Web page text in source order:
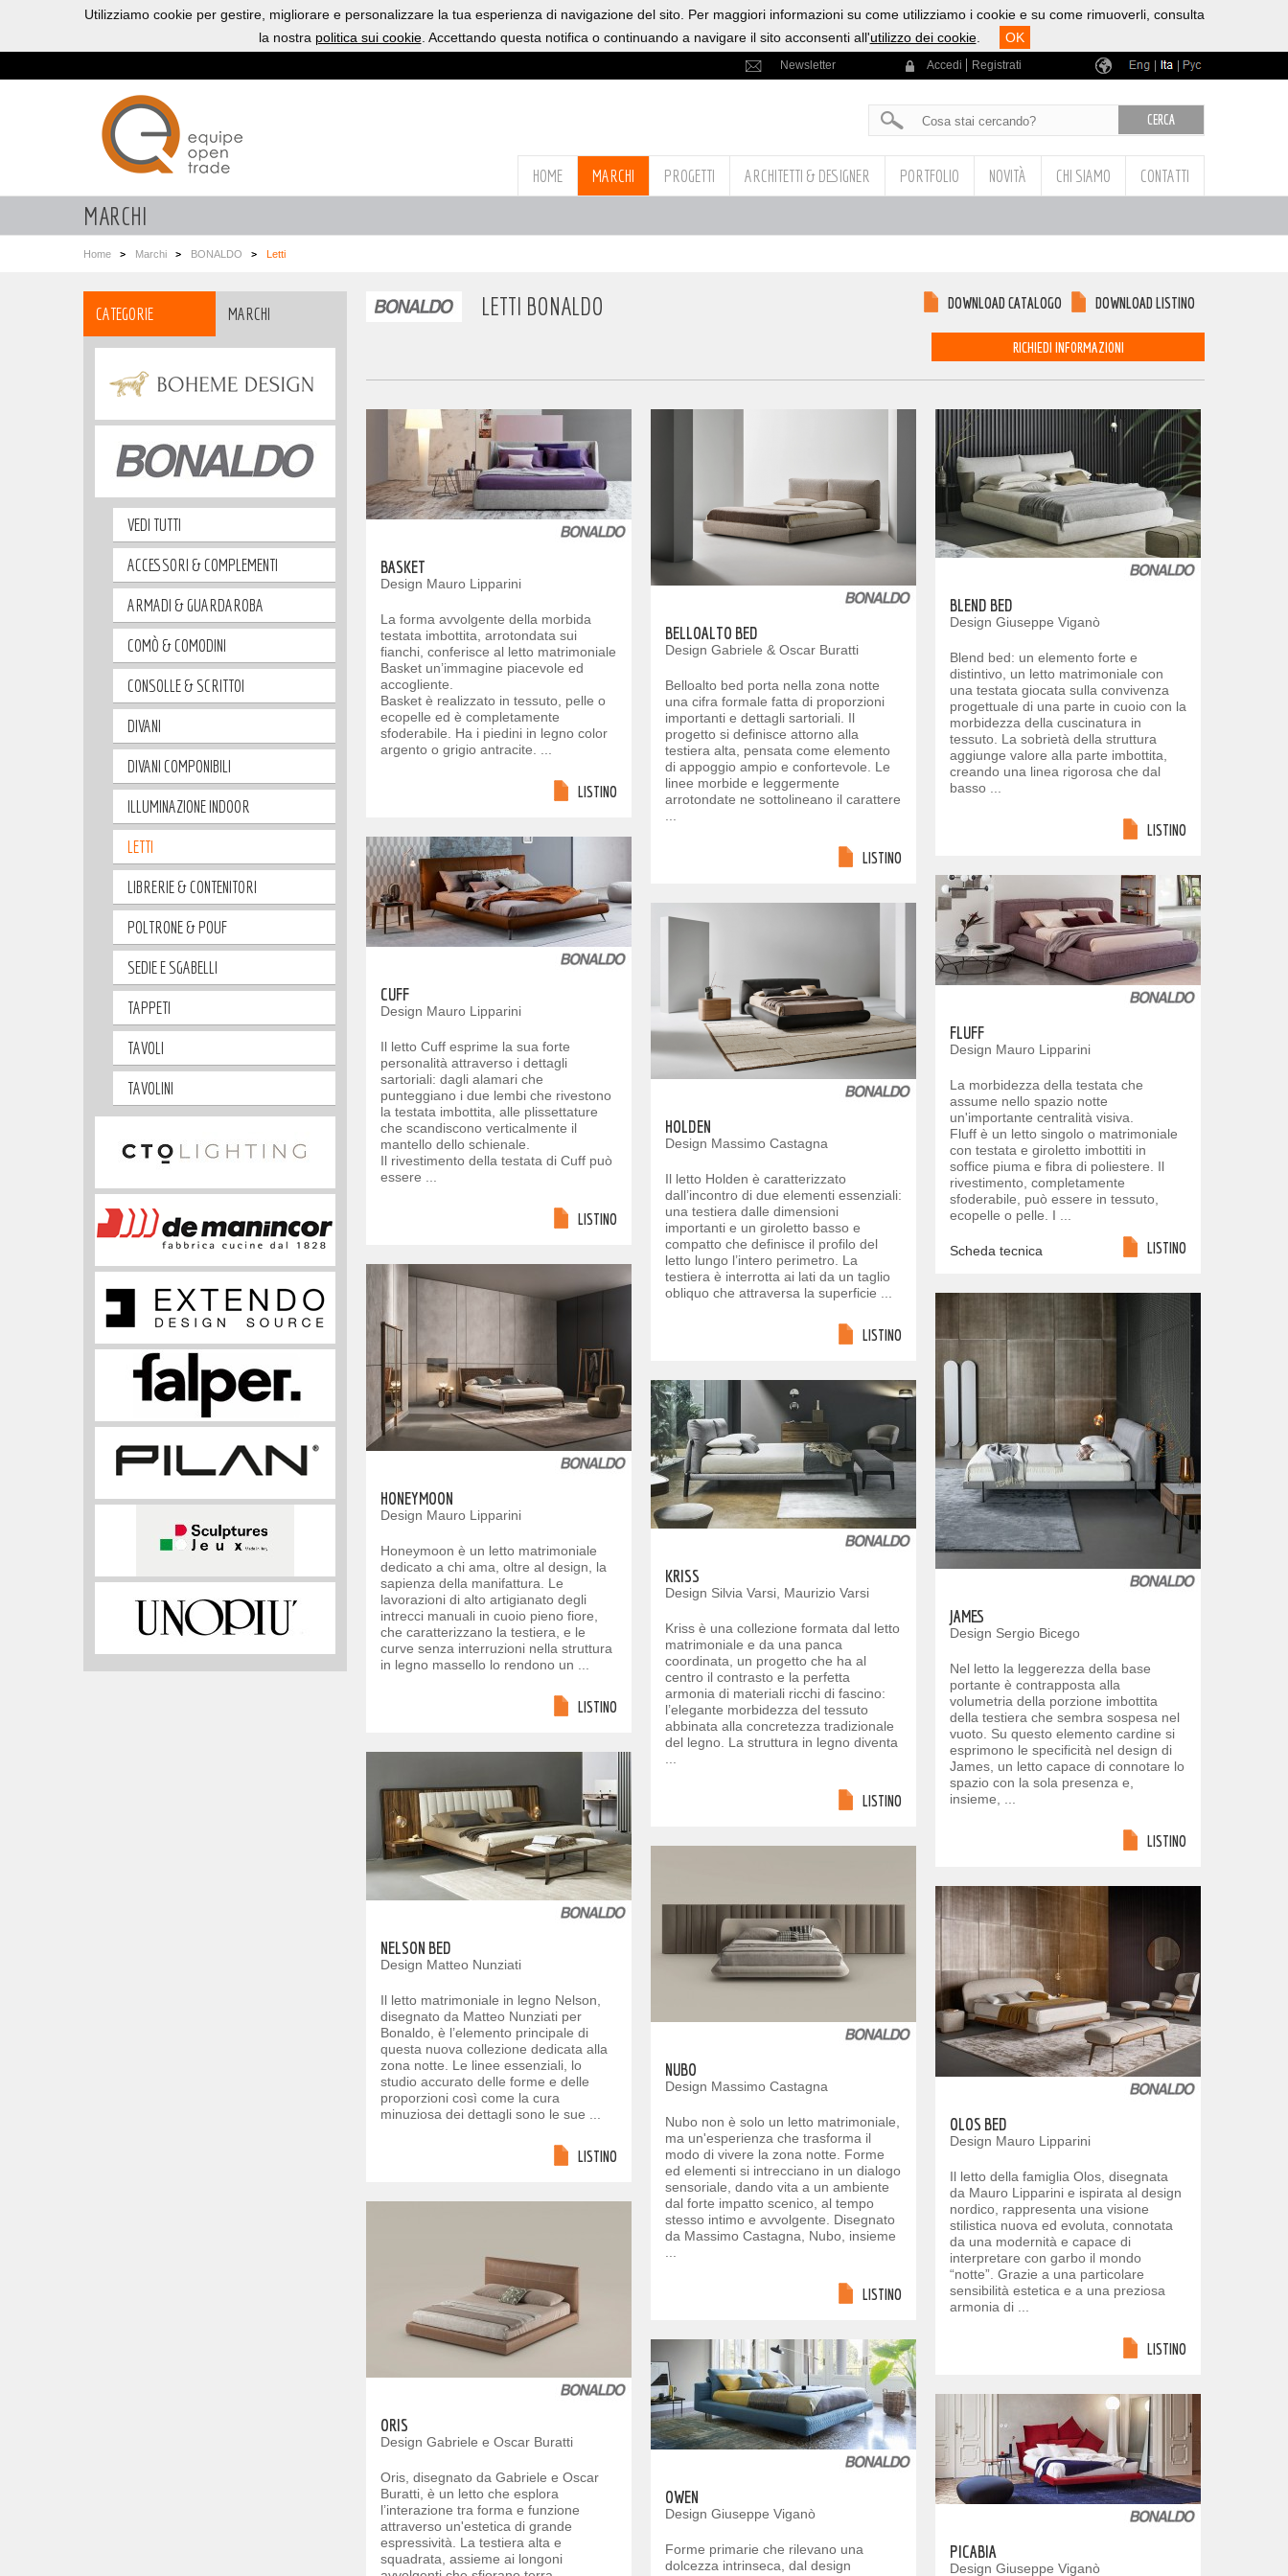
Utilizziamo cookie per gestire, migliorare e personalizzare la tua esperienza di navigazione del sito. Per maggiori informazioni su come utilizziamo i cookie e su come rimuoverli, consulta
la nostra politica sui cookie. Accettando questa notifica o continuando a navigare il sito acconsenti all'utilizzo dei cookie. OK
Newsletter Accedi Registrati
HOME MARCHI PROGETTI ARCHITETTI & DESIGNER PORTFOLIO NOVITÀ CHI SIAMO CONTATTI
MARCHI
Home Marchi BONALDO Letti
CATEGORIE MARCHI
VEDI TUTTI
ACCESSORI & COMPLEMENTI
ARMADI & GUARDAROBA
COMÒ & COMODINI
CONSOLLE & SCRITTOI
DIVANI
DIVANI COMPONIBILI
ILLUMINAZIONE INDOOR
LETTI
LIBRERIE & CONTENITORI
POLTRONE & POUF
SEDIE E SGABELLI
TAPPETI
TAVOLI
TAVOLINI
LETTI BONALDO DOWNLOAD LISTINO
DOWNLOAD CATALOGO
RICHIEDI INFORMAZIONI
BASKET
Design Mauro Lipparini
La forma avvolgente della morbida
testata imbottita, arrotondata sui
fianchi, conferisce al letto matrimoniale
Basket un’immagine piacevole ed
accogliente.
Basket è realizzato in tessuto, pelle o
ecopelle ed è completamente
sfoderabile. Ha i piedini in legno color
argento o grigio antracite. ...
LISTINO
BELLOALTO BED
Design Gabriele & Oscar Buratti
Belloalto bed porta nella zona notte
una cifra formale fatta di proporzioni
importanti e dettagli sartoriali. Il
progetto si definisce attorno alla
testiera alta, pensata come elemento
di appoggio ampio e confortevole. Le
linee morbide e leggermente
arrotondate ne sottolineano il carattere
LISTINO
BLEND BED
Design Giuseppe Viganò
Blend bed: un elemento forte e
distintivo, un letto matrimoniale con
una testata giocata sulla convivenza
progettuale di una parte in cuoio con la
morbidezza della cuscinatura in
tessuto. La sobrietà della struttura
aggiunge valore alla parte imbottita,
creando una linea rigorosa che dal
basso ...
LISTINO
CUFF
Design Mauro Lipparini
Il letto Cuff esprime la sua forte
personalità attraverso i dettagli
sartoriali: dagli alamari che
punteggiano i due lembi che rivestono
la testata imbottita, alle plissettature
che scandiscono verticalmente il
mantello dello schienale.
Il rivestimento della testata di Cuff può
essere ...
LISTINO
FLUFF
Design Mauro Lipparini
La morbidezza della testata che
assume nello spazio notte
un'importante centralità visiva.
Fluff è un letto singolo o matrimoniale
con testata e giroletto imbottiti in
soffice piuma e fibra di poliestere. Il
rivestimento, completamente
sfoderabile, può essere in tessuto,
ecopelle o pelle. I ...
Scheda tecnica LISTINO
HOLDEN
Design Massimo Castagna
Il letto Holden è caratterizzato
dall’incontro di due elementi essenziali:
una testiera dalle dimensioni
importanti e un giroletto basso e
compatto che definisce il profilo del
letto lungo l’intero perimetro. La
testiera è interrotta ai lati da un taglio
obliquo che attraversa la superficie ...
LISTINO
HONEYMOON
Design Mauro Lipparini
Honeymoon è un letto matrimoniale
dedicato a chi ama, oltre al design, la
sapienza della manifattura. Le
lavorazioni di alto artigianato degli
intrecci manuali in cuoio pieno fiore,
che caratterizzano la testiera, e le
curve senza interruzioni nella struttura
in legno massello lo rendono un ...
LISTINO
JAMES
Design Sergio Bicego
Nel letto la leggerezza della base
portante è contrapposta alla
volumetria della porzione imbottita
della testiera che sembra sospesa nel
vuoto. Su questo elemento cardine si
esprimono le specificità nel design di
James, un letto capace di connotare lo
spazio con la sola presenza e,
insieme, ...
LISTINO
KRISS
Design Silvia Varsi, Maurizio Varsi
Kriss è una collezione formata dal letto
matrimoniale e da una panca
coordinata, un progetto che ha al
centro il contrasto e la perfetta
armonia di materiali ricchi di fascino:
l’elegante morbidezza del tessuto
abbinata alla concretezza tradizionale
del legno. La struttura in legno diventa
LISTINO
NELSON BED
Design Matteo Nunziati
Il letto matrimoniale in legno Nelson,
disegnato da Matteo Nunziati per
Bonaldo, è l’elemento principale di
questa nuova collezione dedicata alla
zona notte. Le linee essenziali, lo
studio accurato delle forme e delle
proporzioni così come la cura
minuziosa dei dettagli sono le sue ...
LISTINO
NUBO
Design Massimo Castagna
Nubo non è solo un letto matrimoniale,
ma un'esperienza che trasforma il
modo di vivere la zona notte. Forme
ed elementi si intrecciano in un dialogo
sensoriale, dando vita a un ambiente
dal forte impatto scenico, al tempo
stesso intimo e avvolgente. Disegnato
da Massimo Castagna, Nubo, insieme
LISTINO
OLOS BED
Design Mauro Lipparini
Il letto della famiglia Olos, disegnata
da Mauro Lipparini e ispirata al design
nordico, rappresenta una visione
stilistica nuova ed evoluta, connotata
da una modernità e capace di
interpretare con garbo il mondo
“notte”. Grazie a una particolare
sensibilità estetica e a una preziosa
armonia di ...
LISTINO
ORIS
Design Gabriele e Oscar Buratti
Oris, disegnato da Gabriele e Oscar
Buratti, è un letto che esplora
l’interazione tra forma e funzione
attraverso un'estetica di grande
espressività. La testiera alta e
squadrata, assieme ai longoni
OWEN
Design Giuseppe Viganò
Forme primarie che rilevano una
dolcezza intrinseca, dal design
PICABIA
Design Giuseppe Viganò